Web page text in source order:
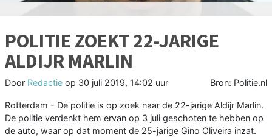
POLITIE ZOEKT 22-JARIGE
ALDIJR MARLIN
Door Redactie op 30 juli 2019, 14:02 uur Bron: Politie.nl
Rotterdam - De politie is op zoek naar de 22-jarige Aldijr Marlin.
De politie verdenkt hem ervan op 3 juli geschoten te hebben op
de auto, waar op dat moment de 25-jarige Gino Oliveira inzat.